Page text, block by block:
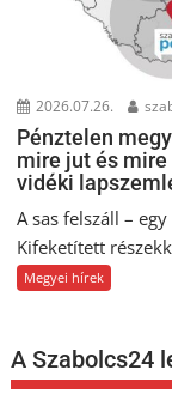
2026.07.26.
Pénztelen
mire jut és
vidéki
A sas felszáll –
Kifeketített
Megyei hírek
A Szabolcs24